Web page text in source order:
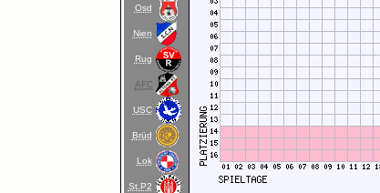
Osd
Nien
Rug
AFC
USC
Brüd
Lok
St.P2